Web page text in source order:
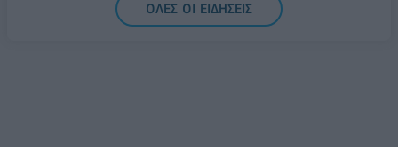
ΟΛΕΣ ΟΙ ΕΙΔΗΣΕΙΣ